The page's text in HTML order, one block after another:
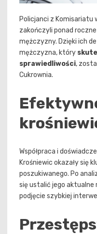
Policjanci z Komisariatu
zakończyli ponad
mężczyzny. Dzięki ich
mężczyzna, który
sprawiedliwości,
Cukrownia.
Współpraca i
Krośniewic okazały się
poszukiwanego. Po
się ustalić jego aktualne
podjęcie szybkiej